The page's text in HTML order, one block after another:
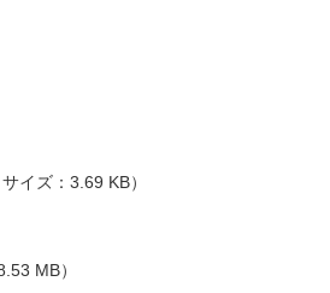
イズ：3.69 KB）
MB）